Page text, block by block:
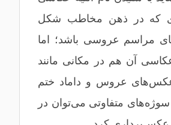
که در ذهن مخاطب شکل
مراسم عروسی باشد؛ اما
آن هم در مکانی مانند
عکس‌های عروس و داماد ختم
متفاوتی می‌توان در